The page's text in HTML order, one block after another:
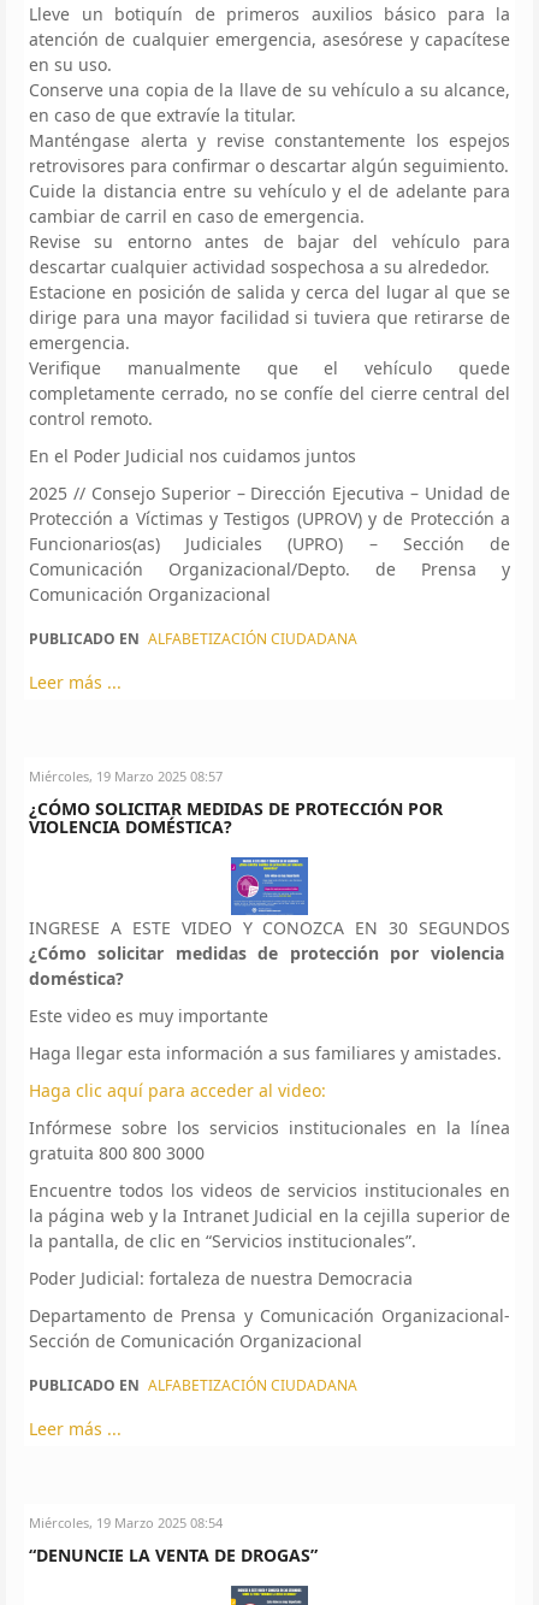
Lleve un botiquín de primeros auxilios básico para la
atención de cualquier emergencia, asesórese y capacítese
en su uso.
Conserve una copia de la llave de su vehículo a su alcance,
en caso de que extravíe la titular.
Manténgase alerta y revise constantemente los espejos
retrovisores para confirmar o descartar algún seguimiento.
Cuide la distancia entre su vehículo y el de adelante para
cambiar de carril en caso de emergencia.
Revise su entorno antes de bajar del vehículo para
descartar cualquier actividad sospechosa a su alrededor.
Estacione en posición de salida y cerca del lugar al que se
dirige para una mayor facilidad si tuviera que retirarse de
emergencia.
Verifique manualmente que el vehículo quede
completamente cerrado, no se confíe del cierre central del
control remoto.
En el Poder Judicial nos cuidamos juntos
2025 // Consejo Superior – Dirección Ejecutiva – Unidad de
Protección a Víctimas y Testigos (UPROV) y de Protección a
Funcionarios(as) Judiciales (UPRO) – Sección de
Comunicación Organizacional/Depto. de Prensa y
Comunicación Organizacional
PUBLICADO EN ALFABETIZACIÓN CIUDADANA
Leer más ...
Miércoles, 19 Marzo 2025 08:57
¿CÓMO SOLICITAR MEDIDAS DE PROTECCIÓN POR
VIOLENCIA DOMÉSTICA?
INGRESE A ESTE VIDEO Y CONOZCA EN 30 SEGUNDOS
¿Cómo solicitar medidas de protección por violencia
doméstica?
Este video es muy importante
Haga llegar esta información a sus familiares y amistades.
Haga clic aquí para acceder al video:
Infórmese sobre los servicios institucionales en la línea
gratuita 800 800 3000
Encuentre todos los videos de servicios institucionales en
la página web y la Intranet Judicial en la cejilla superior de
la pantalla, de clic en “Servicios institucionales”.
Poder Judicial: fortaleza de nuestra Democracia
Departamento de Prensa y Comunicación Organizacional-
Sección de Comunicación Organizacional
PUBLICADO EN ALFABETIZACIÓN CIUDADANA
Leer más ...
Miércoles, 19 Marzo 2025 08:54
“DENUNCIE LA VENTA DE DROGAS”